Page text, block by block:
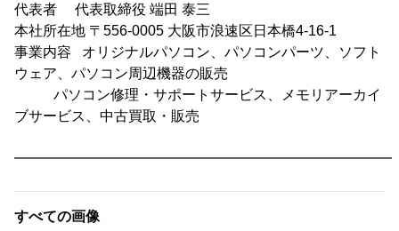
代表者 代表取締役 端田 泰三
本社所在地 〒556-0005 大阪市浪速区日本橋4-16-1
事業内容 オリジナルパソコン、パソコンパーツ、ソフト
ウェア、パソコン周辺機器の販売
パソコン修理・サポートサービス、メモリアーカイ
ブサービス、中古買取・販売
すべての画像